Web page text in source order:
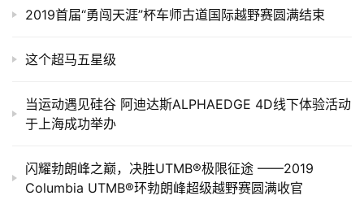
2019首届“勇闯天涯”杯车师古道国际越野赛圆满结束
这个超马五星级
当运动遇见硅谷 阿迪达斯ALPHAEDGE 4D线下体验活动
于上海成功举办
闪耀勃朗峰之巅，决胜UTMB®️极限征途 ——2019
Columbia UTMB®环勃朗峰超级越野赛圆满收官